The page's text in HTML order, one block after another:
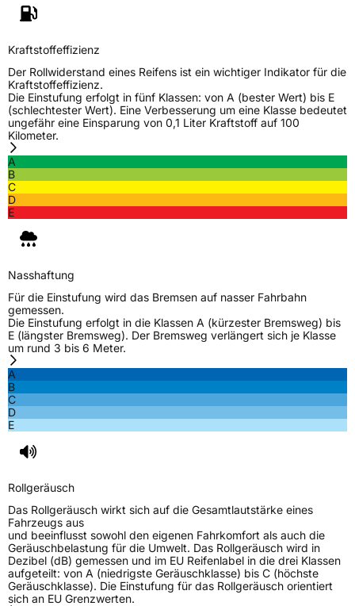
Fahrzeugtyp
VerwendungSommerreifen
ModellnameTR259
FahrzeugartPKW & SUV
Weitere Eigenschaften
SchlauchtypTL
ZustandNeureifen
Verstärkt
EU Label
EffizienzC
Nasshaftung
3PMSF / Schneeflockensymbol / Alpine-Symbol Nein
EisgripNein
EPREL ID428784
Allgemeine Produktsicherheit (GPSR)
Kraftstoffeffizienz
Der Rollwiderstand eines Reifens ist ein wichtiger Indikator für die
Kraftstoffeffizienz.
Die Einstufung erfolgt in fünf Klassen: von A (bester Wert) bis E
(schlechtester Wert). Eine Verbesserung um eine Klasse bedeutet
ungefähr eine Einsparung von 0,1 Liter Kraftstoff auf 100
Kilometer.
A
B
C
D
E
Nasshaftung
Für die Einstufung wird das Bremsen auf nasser Fahrbahn
gemessen.
Die Einstufung erfolgt in die Klassen A (kürzester Bremsweg) bis
E (längster Bremsweg). Der Bremsweg verlängert sich je Klasse
um rund 3 bis 6 Meter.
A
B
C
D
E
Rollgeräusch
Das Rollgeräusch wirkt sich auf die Gesamtlautstärke eines
Fahrzeugs aus
und beeinflusst sowohl den eigenen Fahrkomfort als auch die
Geräuschbelastung für die Umwelt. Das Rollgeräusch wird in
Dezibel (dB) gemessen und im EU Reifenlabel in die drei Klassen
aufgeteilt: von A (niedrigste Geräuschklasse) bis C (höchste
Geräuschklasse). Die Einstufung für das Rollgeräusch orientiert
sich an EU Grenzwerten.